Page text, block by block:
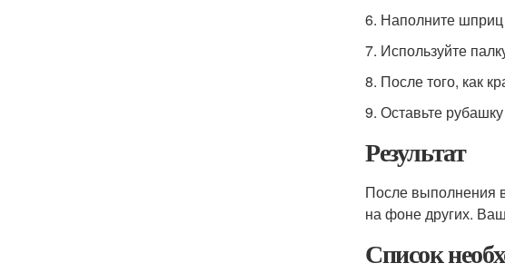
6. Наполните шприц
7. Используйте
8. После того, как
9. Оставьте
Результат
После выполнения
на фоне других.
Список